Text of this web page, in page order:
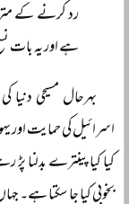
رد کرنے کے
ہے اور یہ بات
بہرحال مسیحی
اسرائیل کی حمایت اور
کیا کیا پینترے بدلنا
بخوبی کیا جا سکتا ہے۔